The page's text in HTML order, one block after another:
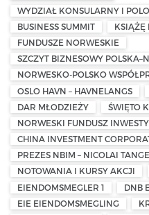
WYDZIAŁ KONSULARNY I
BUSINESS SUMMIT
KSIĄŻĘ
FUNDUSZE NORWESKIE
SZCZYT BIZNESOWY
NORWESKO-POLSKO
OSLO HAVN – HAVNELANGS
DAR MŁODZIEŻY
ŚWIĘTO
NORWESKI FUNDUSZ
CHINA INVESTMENT
PREZES NBIM – NICOLAI
NOTOWANIA I KURSY AKCJI
EIENDOMSMEGLER 1
DNB
EIE EIENDOMSMEGLING